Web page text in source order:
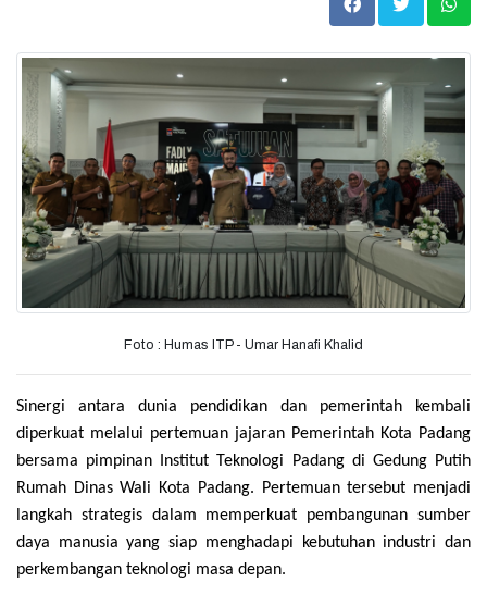
Foto : Humas ITP - Umar Hanafi Khalid
Sinergi antara dunia pendidikan dan pemerintah kembali
diperkuat melalui pertemuan jajaran Pemerintah Kota Padang
bersama pimpinan Institut Teknologi Padang di Gedung Putih
Rumah Dinas Wali Kota Padang. Pertemuan tersebut menjadi
langkah strategis dalam memperkuat pembangunan sumber
daya manusia yang siap menghadapi kebutuhan industri dan
perkembangan teknologi masa depan.